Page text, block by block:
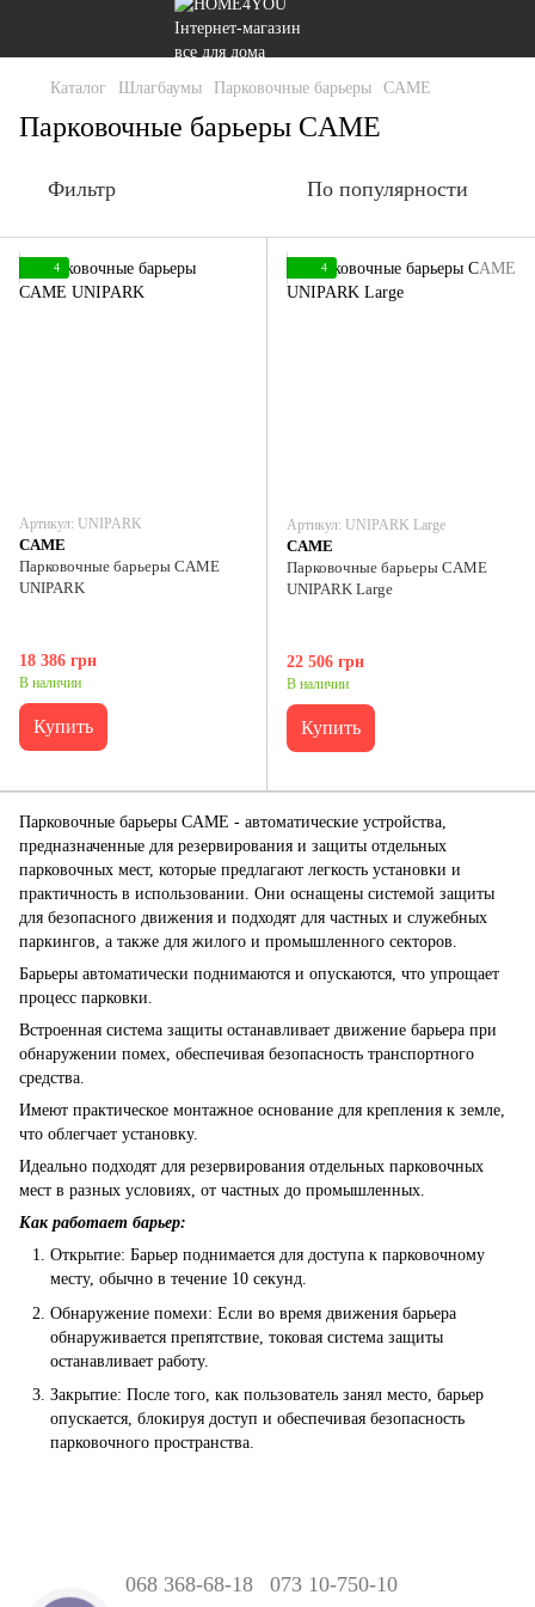
Каталог Шлагбаумы Парковочные барьеры CAME
Парковочные барьеры CAME - автоматические устройства,
предназначенные для резервирования и защиты отдельных
парковочных мест, которые предлагают легкость установки и
практичность в использовании. Они оснащены системой защиты
для безопасного движения и подходят для частных и служебных
паркингов, а также для жилого и промышленного секторов.
Барьеры автоматически поднимаются и опускаются, что упрощает
процесс парковки.
Встроенная система защиты останавливает движение барьера при
обнаружении помех, обеспечивая безопасность транспортного
средства.
Имеют практическое монтажное основание для крепления к земле,
что облегчает установку.
Идеально подходят для резервирования отдельных парковочных
мест в разных условиях, от частных до промышленных.
Как работает барьер:
Открытие: Барьер поднимается для доступа к парковочному
месту, обычно в течение 10 секунд.
Обнаружение помехи: Если во время движения барьера
обнаруживается препятствие, токовая система защиты
останавливает работу.
Закрытие: После того, как пользователь занял место, барьер
опускается, блокируя доступ и обеспечивая безопасность
парковочного пространства.
Парковочные барьеры CAME
Фильтр По популярности
4
Артикул: UNIPARK
CAME
Парковочные барьеры CAME
UNIPARK
18 386 грн
В наличии
Купить
4
Артикул: UNIPARK Large
CAME
Парковочные барьеры CAME
UNIPARK Large
22 506 грн
В наличии
Купить
068 368-68-18 073 10-750-10